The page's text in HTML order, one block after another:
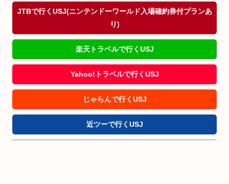
JTBで行くUSJ(ニンテンドーワールド入場確約券付プランあ
り)
楽天トラベルで行くUSJ
Yahoo!トラベルで行くUSJ
じゃらんで行くUSJ
近ツーで行くUSJ